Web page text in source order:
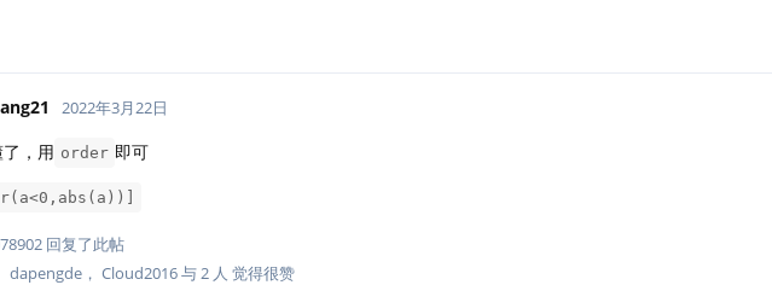
2022年3月22日
，用 order 即可
回复了此帖
dapengde ， Cloud2016与2 人 觉得很赞